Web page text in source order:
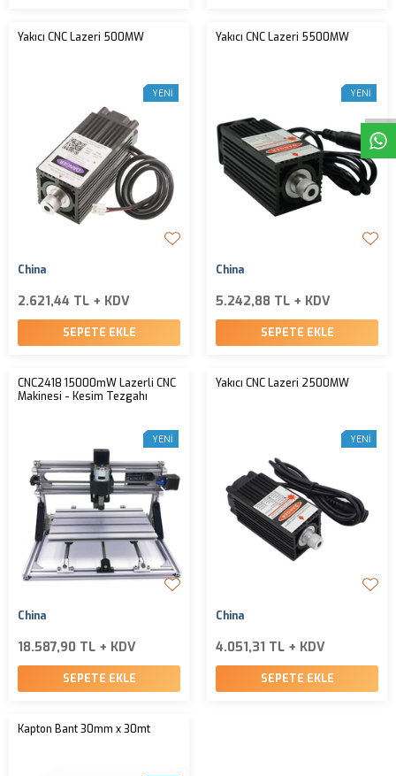
W
h
t
s
a
p
p
D
e
s
e
H
a
t
t
Yakıcı CNC Lazeri 500MW
YENI
China
2.621,44 TL + KDV
SEPETE EKLE
Yakıcı CNC Lazeri 5500MW
YENI
China
5.242,88 TL + KDV
SEPETE EKLE
CNC2418 15000mW Lazerli CNC
Makinesi - Kesim Tezgahı
YENI
China
18.587,90 TL + KDV
SEPETE EKLE
Yakıcı CNC Lazeri 2500MW
YENI
China
4.051,31 TL + KDV
SEPETE EKLE
Kapton Bant 30mm x 30mt